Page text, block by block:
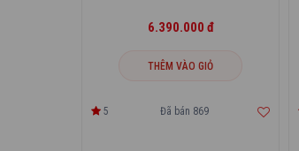
6.390.000 đ
THÊM VÀO GIỎ
5 Đã bán 869